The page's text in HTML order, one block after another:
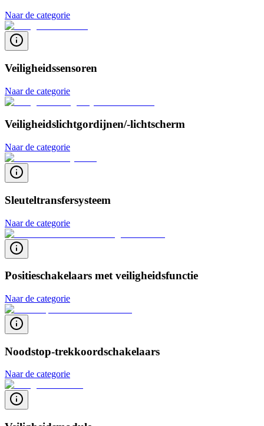
Naar de categorie
Veiligheidssensoren
Naar de categorie
Veiligheidslichtgordijnen/-lichtscherm
Naar de categorie
Sleuteltransfersysteem
Naar de categorie
Positieschakelaars met veiligheidsfunctie
Naar de categorie
Noodstop-trekkoordschakelaars
Naar de categorie